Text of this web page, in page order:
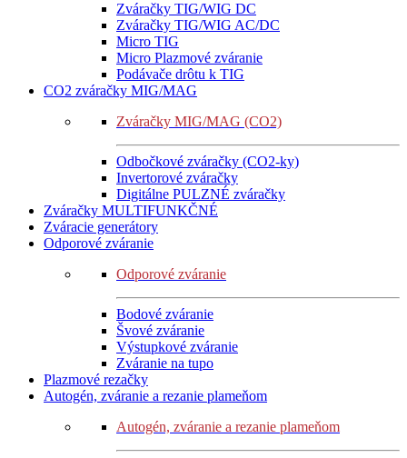
Zváračky TIG/WIG DC
Zváračky TIG/WIG AC/DC
Micro TIG
Micro Plazmové zváranie
Podávače drôtu k TIG
CO2 zváračky MIG/MAG
Zváračky MIG/MAG (CO2)
Odbočkové zváračky (CO2-ky)
Invertorové zváračky
Digitálne PULZNÉ zváračky
Zváračky MULTIFUNKČNÉ
Zváracie generátory
Odporové zváranie
Odporové zváranie
Bodové zváranie
Švové zváranie
Výstupkové zváranie
Zváranie na tupo
Plazmové rezačky
Autogén, zváranie a rezanie plameňom
Autogén, zváranie a rezanie plameňom